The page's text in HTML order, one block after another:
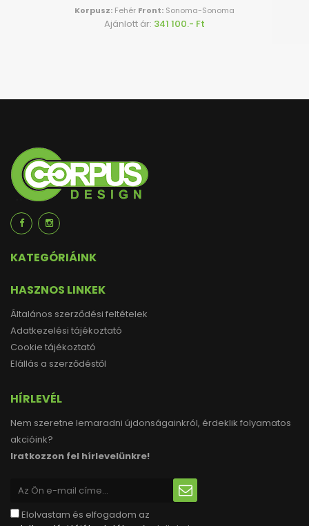
Korpusz: Fehér Front: Sonoma-Sonoma
Ajánlott ár: 341 100.- Ft
KATEGÓRIÁINK
HASZNOS LINKEK
Általános szerződési feltételek
Adatkezelési tájékoztató
Cookie tájékoztató
Elállás a szerződéstől
HÍRLEVÉL
Nem szeretne lemaradni újdonságainkról, érdeklik folyamatos
akcióink?
Iratkozzon fel hírlevelünkre!
Elolvastam és elfogadom az